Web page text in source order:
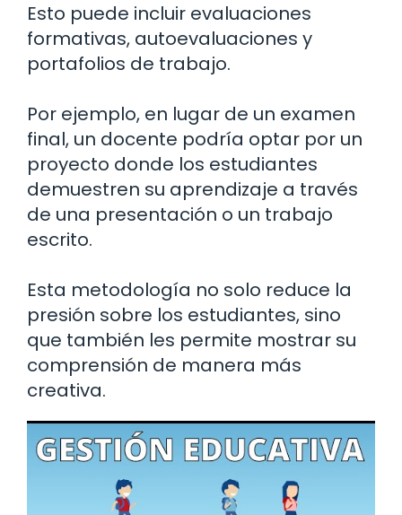
Esto puede incluir evaluaciones
formativas, autoevaluaciones y
portafolios de trabajo.
Por ejemplo, en lugar de un examen
final, un docente podría optar por un
proyecto donde los estudiantes
demuestren su aprendizaje a través
de una presentación o un trabajo
escrito.
Esta metodología no solo reduce la
presión sobre los estudiantes, sino
que también les permite mostrar su
comprensión de manera más
creativa.